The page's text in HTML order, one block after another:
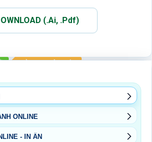
(.Ai, .Pdf)
ONLINE
- IN ẤN